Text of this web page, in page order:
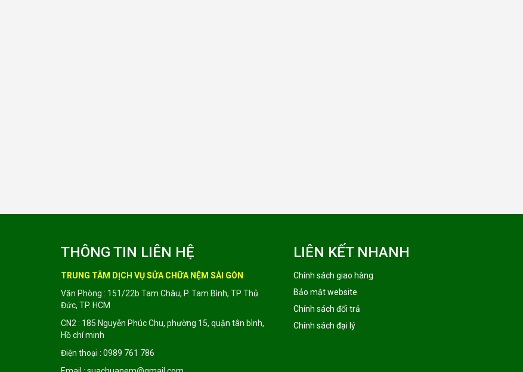
THÔNG TIN LIÊN HỆ
TRUNG TÂM DỊCH VỤ SỬA CHỮA NỆM SÀI GÒN
Văn Phòng : 151/22b Tam Châu, P. Tam Bình, TP Thủ
Đức, TP. HCM
CN2 : 185 Nguyễn Phúc Chu, phường 15, quận tân bình,
Hồ chí minh
Điện thoại : 0989 761 786
LIÊN KẾT NHANH
Chính sách giao hàng
Bảo mật website
Chính sách đổi trả
Chính sách đại lý